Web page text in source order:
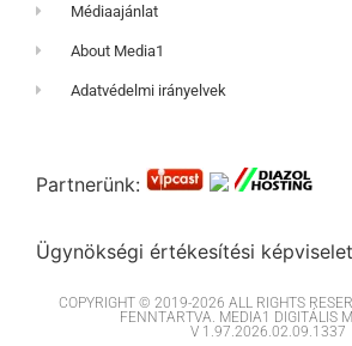
Médiaajánlat
About Media1
Adatvédelmi irányelvek
Partnerünk:
Ügynökségi értékesítési
COPYRIGHT © 2019-2026 ALL RIGHTS
FENNTARTVA. MEDIA1 DIGITÁLIS
V 1.97.2026.02.09.1337